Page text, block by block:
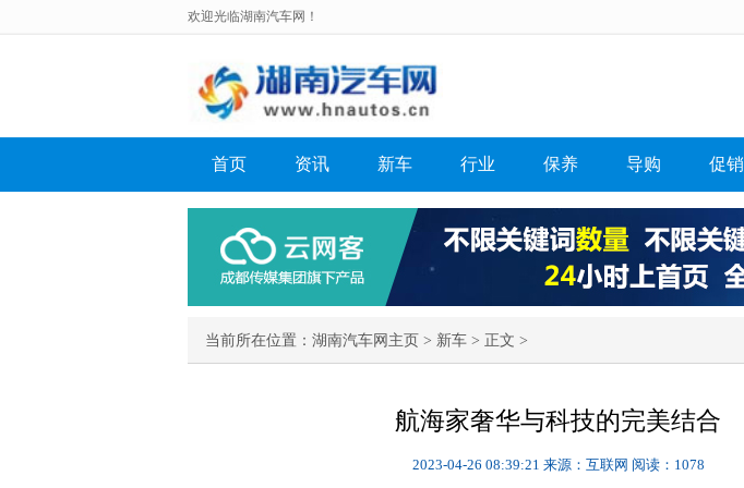
欢迎光临湖南汽车网！
首页 资讯 新车 行业 保养 导购 促销
当前所在位置： 湖南汽车网主页 > 新车 > 正文 >
航海家奢华与科技的完美结合
2023-04-26 08:39:21 来源：互联网 阅读：1078